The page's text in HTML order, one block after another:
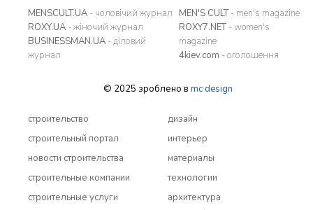
MENSCULT.UA - чоловічий журнал
ROXY.UA - жіночий журнал
BUSINESSMAN.UA - діловий
журнал
MEN'S CULT- men's magazine
ROXY7.NET- women's
magazine
4kiev.com - оголошення
© 2025 зроблено в mc design
строительство
строительный портал
новости строительства
строительные компании
строительные услуги
дизайн
интерьер
материалы
технологии
архитектура